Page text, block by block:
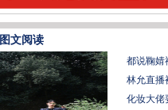
图文阅读
都说鞠婧
林允直播
化妆大佬